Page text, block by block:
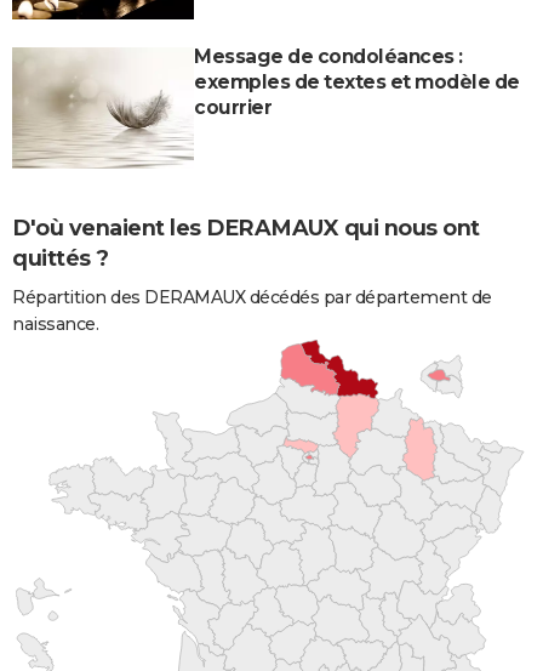
Message de condoléances :
exemples de textes et modèle de
courrier
D'où venaient les DERAMAUX qui nous ont
quittés ?
Répartition des DERAMAUX décédés par département de
naissance.